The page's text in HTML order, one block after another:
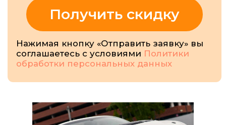
уроков прямо с экрана своего
устройства.
Получай уведомления о записи
или подтверждении занятий.
Отменяй занятия, если твои
планы внезапно
изменились.